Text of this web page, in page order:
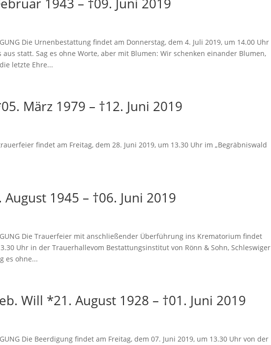
Die Urnenbestattung findet am Donnerstag, dem 4. Juli 2019, um 14.00 Uhr
statt. Sag es ohne Worte, aber mit Blumen: Wir schenken einander Blumen,
letzte Ehre...
März 1979 – †12. Juni 2019
findet am Freitag, dem 28. Juni 2019, um 13.30 Uhr im „Begräbniswald
1945 – †06. Juni 2019
Die Trauerfeier mit anschließender Überführung ins Krematorium findet
Uhr in der Trauerhallevom Bestattungsinstitut von Rönn & Sohn, Schleswiger
es ohne...
Will *21. August 1928 – †01. Juni 2019
Die Beerdigung findet am Freitag, dem 07. Juni 2019, um 13.30 Uhr von der